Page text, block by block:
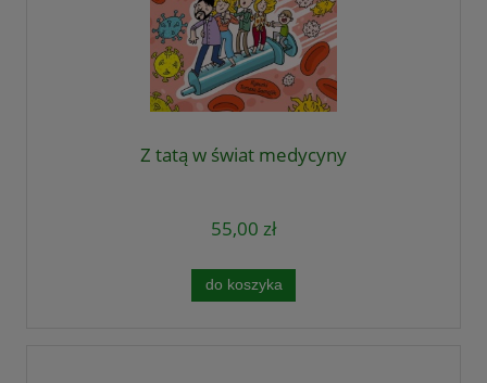
Z tatą w świat medycyny
55,00 zł
do koszyka